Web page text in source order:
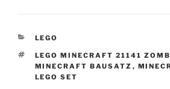
KATEGORIEN
LEGO
SCHLAGWÖRTER
LEGO MINECRAFT 21141
MINECRAFT BAUSATZ ,
LEGO SET